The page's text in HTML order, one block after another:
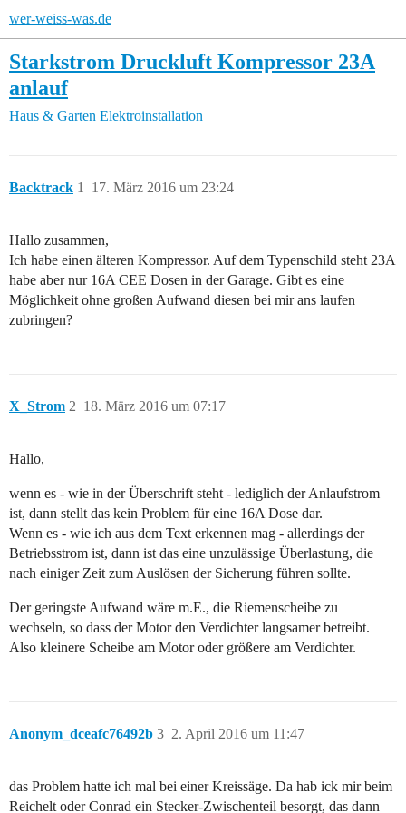
wer-weiss-was.de
Starkstrom Druckluft Kompressor 23A
anlauf
Haus & Garten Elektroinstallation
Backtrack 17. März 2016 um 23:24
1
Hallo zusammen,
Ich habe einen älteren Kompressor. Auf dem Typenschild steht 23A
habe aber nur 16A CEE Dosen in der Garage. Gibt es eine
Möglichkeit ohne großen Aufwand diesen bei mir ans laufen
zubringen?
X_Strom 18. März 2016 um 07:17
2
Hallo,
wenn es - wie in der Überschrift steht - lediglich der Anlaufstrom
ist, dann stellt das kein Problem für eine 16A Dose dar.
Wenn es - wie ich aus dem Text erkennen mag - allerdings der
Betriebsstrom ist, dann ist das eine unzulässige Überlastung, die
nach einiger Zeit zum Auslösen der Sicherung führen sollte.
Der geringste Aufwand wäre m.E., die Riemenscheibe zu
wechseln, so dass der Motor den Verdichter langsamer betreibt.
Also kleinere Scheibe am Motor oder größere am Verdichter.
Anonym_dceafc76492b 2. April 2016 um 11:47
3
das Problem hatte ich mal bei einer Kreissäge. Da hab ick mir beim
Reichelt oder Conrad ein Stecker-Zwischenteil besorgt, das dann